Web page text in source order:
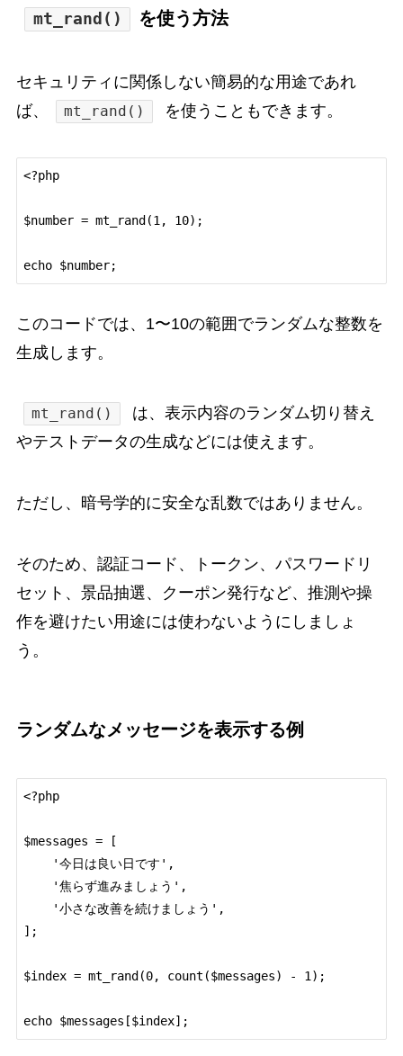
mt_rand() を使う方法
セキュリティに関係しない簡易的な用途であれ
ば、
mt_rand() を使うこともできます。
<?php
$number = mt_rand(1, 10);
このコードでは、1〜10の範囲でランダムな整数を
生成します。
mt_rand()
は、表示内容のランダム切り替え
やテストデータの生成などには使えます。
ただし、暗号学的に安全な乱数ではありません。
そのため、認証コード、トークン、パスワードリ
セット、景品抽選、クーポン発行など、推測や操
作を避けたい用途には使わないようにしましょ
う。
ランダムなメッセージを表示する例
<?php
$messages = [
];
$index = mt_rand(0, count($messages) - 1);